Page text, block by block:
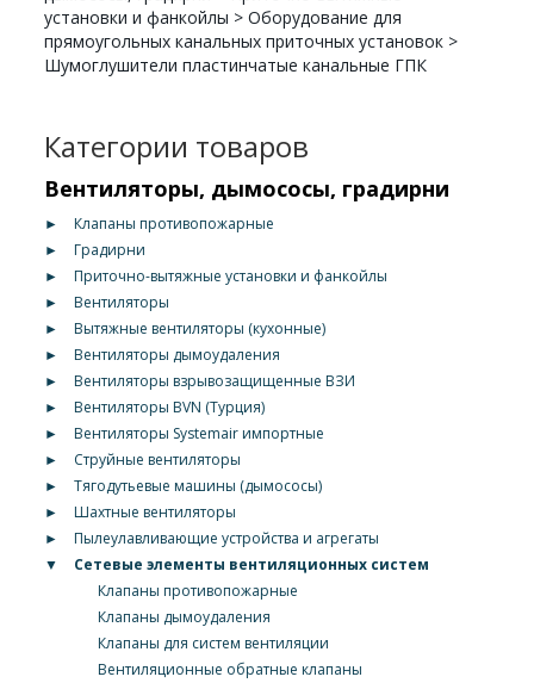
установки и фанкойлы >Оборудование для
прямоугольных канальных приточных установок >
Шумоглушители пластинчатые канальные ГПК
Категории товаров
Вентиляторы, дымососы, градирни
►
Клапаны противопожарные
►
Градирни
►
Приточно-вытяжные установки и фанкойлы
►
Вентиляторы
►
Вытяжные вентиляторы (кухонные)
►
Вентиляторы дымоудаления
►
Вентиляторы взрывозащищенные ВЗИ
►
Вентиляторы BVN (Турция)
►
Вентиляторы Systemair импортные
►
Струйные вентиляторы
►
Тягодутьевые машины (дымососы)
►
Шахтные вентиляторы
►
Пылеулавливающие устройства и агрегаты
▼
Сетевые элементы вентиляционных систем
Клапаны противопожарные
Клапаны дымоудаления
Клапаны для систем вентиляции
Вентиляционные обратные клапаны